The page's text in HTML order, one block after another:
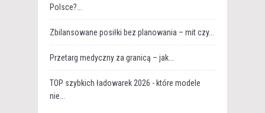
Polsce?...
Zbilansowane posiłki bez planowania – mit czy...
Przetarg medyczny za granicą – jak...
TOP szybkich ładowarek 2026 - które modele
nie...